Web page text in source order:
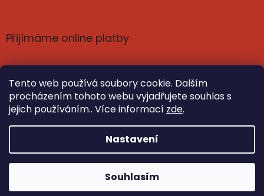
Tento web používá soubory cookie. Dalším
procházením tohoto webu vyjadřujete souhlas s
jejich používáním.. Více informací zde.
Nastavení
Souhlasím
Přijímáme online platby
Nastavil tým EshopyUmíme.cz
Copyright 2026Poznání a harmonie: knihy, čaje,
kosmetika | SvetPoznani.cz. Všechna práva vyhrazena.